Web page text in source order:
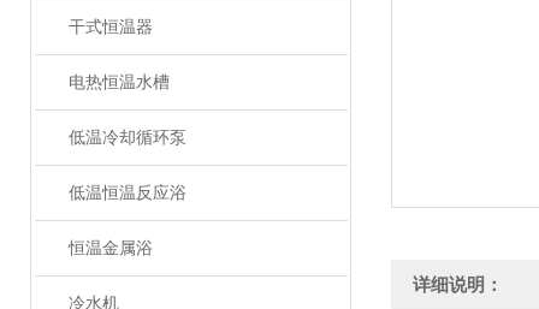
干式恒温器
电热恒温水槽
低温冷却循环泵
低温恒温反应浴
恒温金属浴
冷水机
详细说明：